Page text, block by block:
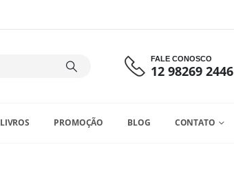
FALE CONOSCO
12 98269 2446
LIVROS PROMOÇÃO BLOG CONTATO